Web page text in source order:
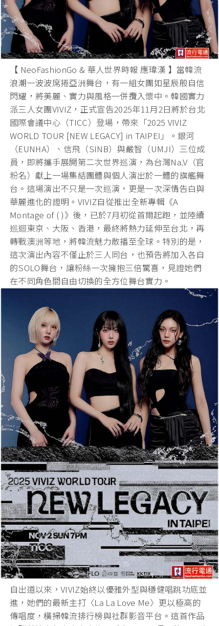
【 NeoFashionGo & 華人世界時報 應瑋漢 】當韓流
浪潮一波波席捲亞洲舞台，有一組女團如星辰般自信
閃耀，將美麗、實力與風格一併攬入懷中。韓國實力
派三人女團VIVIZ，正式宣告2025年11月2日將於台北
國際會議中心（TICC）登場，帶來「2025 VIVIZ
WORLD TOUR [NEW LEGACY] in TAIPEI」。銀河
（EUNHA）、信飛（SINB）與嚴智（UMJI）三位成
員，即將攜手展開第二次世界巡演，為台灣Na.V（官
粉名）獻上一場集結團體與個人演出於一體的旗艦舞
台。這場演出不只是一次巡演，更是一次深情告白與
華麗進化的證明。VIVIZ自從推出全新專輯《A
Montage of ( )》後，已於7月初從首爾起跑，並陸續
巡迴東京、大阪、香港，最終將熱力延伸至台北，再
轉戰澳洲等地，將韓流魅力散播至全球。特別的是，
這次演出內容不僅止於三人同台，也預告將加入各自
的SOLO舞台，讓粉絲一次擁抱三倍驚喜，見證她們
在不同角色間自由切換的全方位舞台實力。
自出道以來，VIVIZ始終以優雅外型與穩健唱跳功底並
進，她們的最新主打〈La La Love Me〉更以極高的
傳唱度，橫掃韓流排行榜與社群影音平台。這首作品